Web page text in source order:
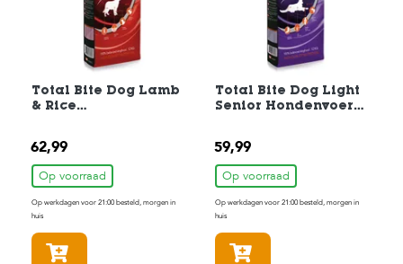
Total Bite Dog Lamb
& Rice
62,99
Op voorraad
Op werkdagen voor 21:00 besteld, morgen in
huis
Total Bite Dog Light
Senior Hondenvoer
59,99
Op voorraad
Op werkdagen voor 21:00 besteld, morgen in
huis